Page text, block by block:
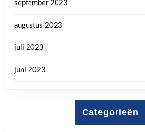
september 2023
augustus 2023
juli 2023
juni 2023
Categorieën